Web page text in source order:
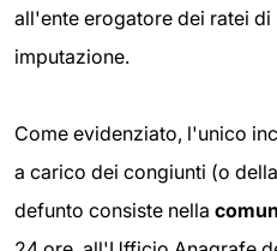
all'ente erogatore dei ratei
imputazione.
Come evidenziato, l'unico
a carico dei congiunti (o
defunto consiste nella